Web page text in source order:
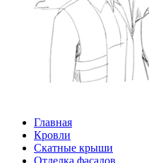
Главная
Кровли
Скатные крыши
Отделка фасадов